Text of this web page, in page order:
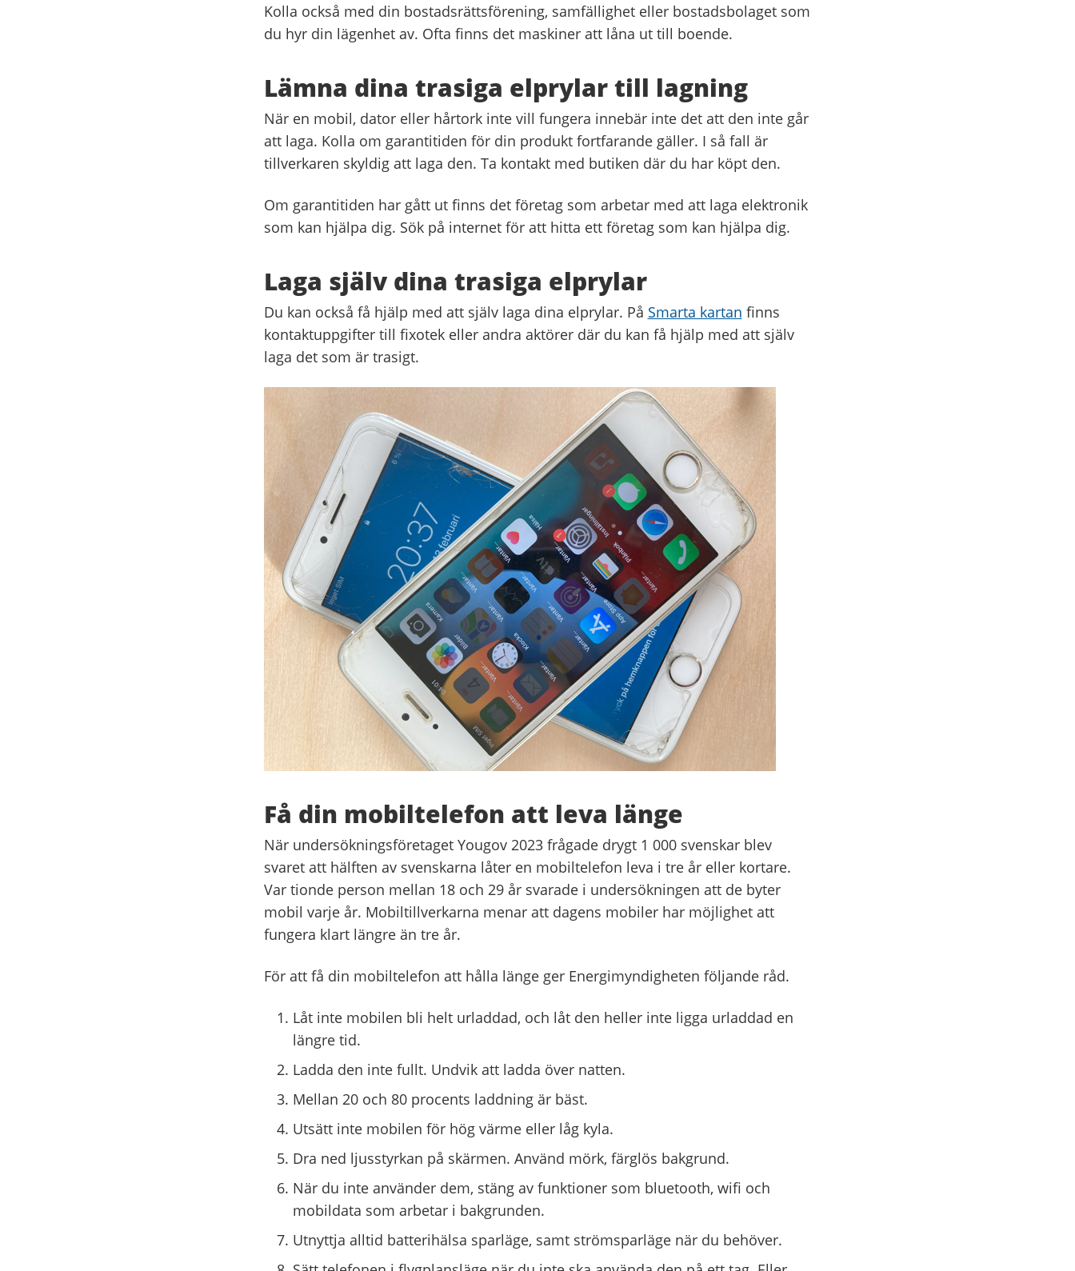
Kolla också med din bostadsrättsförening, samfällighet eller bostadsbolaget som
du hyr din lägenhet av. Ofta finns det maskiner att låna ut till boende.
Lämna dina trasiga elprylar till lagning
När en mobil, dator eller hårtork inte vill fungera innebär inte det att den inte går
att laga. Kolla om garantitiden för din produkt fortfarande gäller. I så fall är
tillverkaren skyldig att laga den. Ta kontakt med butiken där du har köpt den.
Om garantitiden har gått ut finns det företag som arbetar med att laga elektronik
som kan hjälpa dig. Sök på internet för att hitta ett företag som kan hjälpa dig.
Laga själv dina trasiga elprylar
Du kan också få hjälp med att själv laga dina elprylar. På Smarta kartan finns
kontaktuppgifter till fixotek eller andra aktörer där du kan få hjälp med att själv
laga det som är trasigt.
Få din mobiltelefon att leva länge
När undersökningsföretaget Yougov 2023 frågade drygt 1 000 svenskar blev
svaret att hälften av svenskarna låter en mobiltelefon leva i tre år eller kortare.
Var tionde person mellan 18 och 29 år svarade i undersökningen att de byter
mobil varje år. Mobiltillverkarna menar att dagens mobiler har möjlighet att
fungera klart längre än tre år.
För att få din mobiltelefon att hålla länge ger Energimyndigheten följande råd.
Låt inte mobilen bli helt urladdad, och låt den heller inte ligga urladdad en
längre tid.
Ladda den inte fullt. Undvik att ladda över natten.
Mellan 20 och 80 procents laddning är bäst.
Utsätt inte mobilen för hög värme eller låg kyla.
Dra ned ljusstyrkan på skärmen. Använd mörk, färglös bakgrund.
När du inte använder dem, stäng av funktioner som bluetooth, wifi och
mobildata som arbetar i bakgrunden.
Utnyttja alltid batterihälsa sparläge, samt strömsparläge när du behöver.